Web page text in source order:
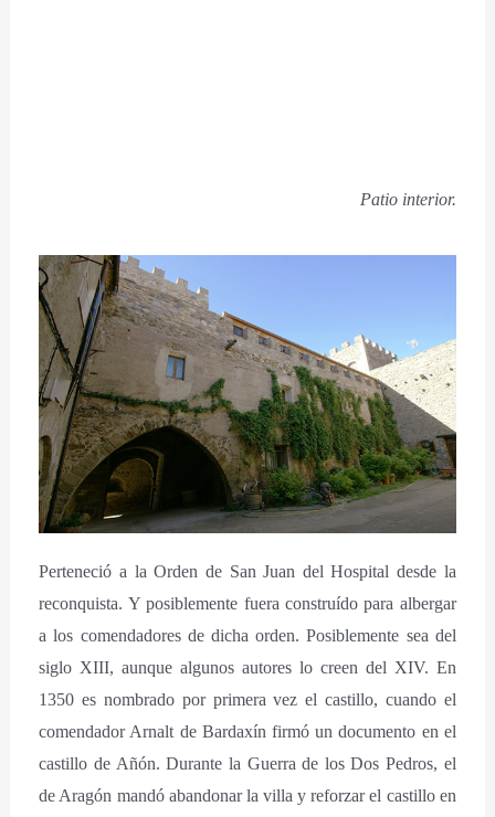
Patio interior.
Perteneció a la Orden de San Juan del Hospital desde la
reconquista. Y posiblemente fuera construído para albergar
a los comendadores de dicha orden. Posiblemente sea del
siglo XIII, aunque algunos autores lo creen del XIV. En
1350 es nombrado por primera vez el castillo, cuando el
comendador Arnalt de Bardaxín firmó un documento en el
castillo de Añón. Durante la Guerra de los Dos Pedros, el
de Aragón mandó abandonar la villa y reforzar el castillo en